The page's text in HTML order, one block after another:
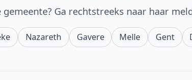
Ga rechtstreeks naar haar
Nazareth Gavere Melle Gent